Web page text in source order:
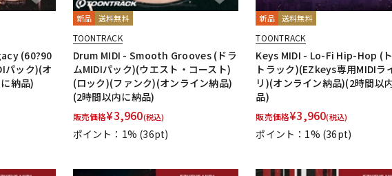
(60?90
パック)(オ
納品)
新品 送料無料
TOONTRACK
Drum MIDI - Smooth Grooves (ドラ
ムMIDIパック)(ウエスト・コースト)
(ロック)(ファンク)(オンライン納品)
(2時間以内に納品)
販売価格¥3,960(税込)
ポイント：1% (36pt)
新品 送料無料
TOONTRACK
Keys MIDI - Lo-Fi Hip-Hop (
トラック)(EZkeys専用MIDIラ
リ)(オンライン納品)(2時間以
品)
販売価格¥3,960(税込)
ポイント：1% (36pt)